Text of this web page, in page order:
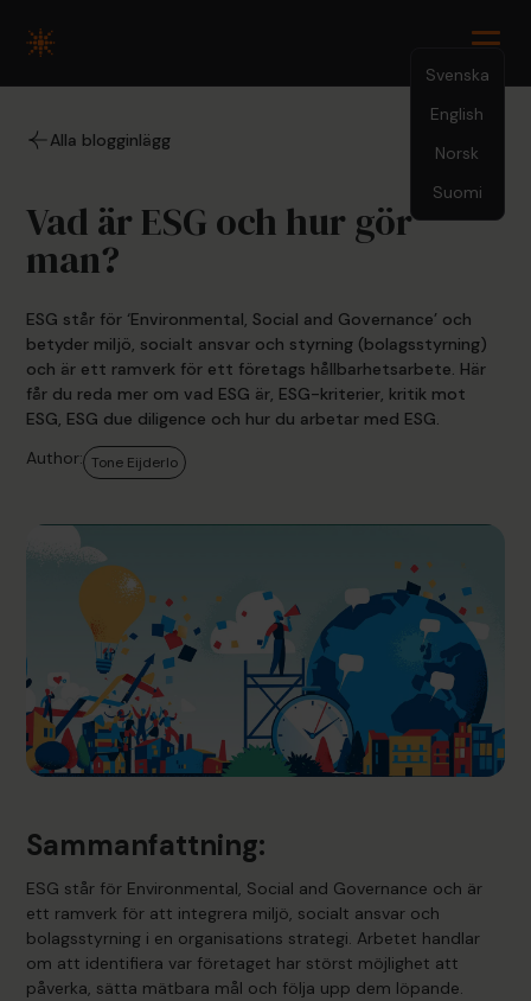
Svenska
English
Norsk
Suomi
Alla blogginlägg
Vad är ESG och hur gör
man?
ESG står för ‘Environmental, Social and Governance’ och
betyder miljö, socialt ansvar och styrning (bolagsstyrning)
och är ett ramverk för ett företags hållbarhetsarbete. Här
får du reda mer om vad ESG är, ESG-kriterier, kritik mot
ESG, ESG due diligence och hur du arbetar med ESG.
Author: Tone Eijderlo
Sammanfattning:
ESG står för Environmental, Social and Governance och är
ett ramverk för att integrera miljö, socialt ansvar och
bolagsstyrning i en organisations strategi. Arbetet handlar
om att identifiera var företaget har störst möjlighet att
påverka, sätta mätbara mål och följa upp dem löpande.